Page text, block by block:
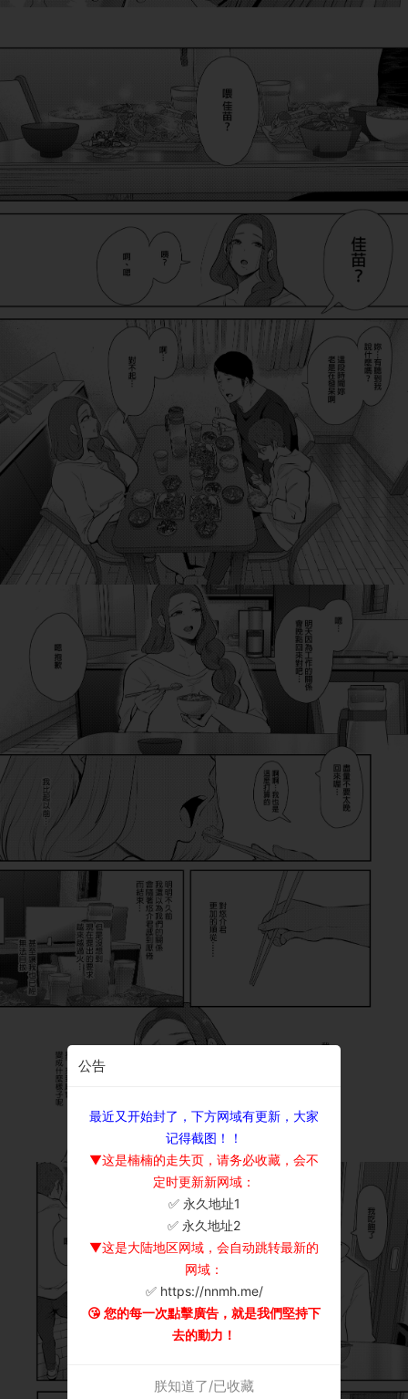
公告
最近又开始封了，下方网域有更新，大家
记得截图！！
▼这是楠楠的走失页，请务必收藏，会不
定时更新新网域：
✅ 永久地址1
✅ 永久地址2
▼这是大陆地区网域，会自动跳转最新的
网域：
✅ https://nnmh.me/
😘 您的每一次點擊廣告，就是我們堅持下
去的動力！
朕知道了/已收藏